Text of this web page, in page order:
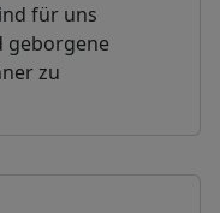
für uns
geborgene
zu